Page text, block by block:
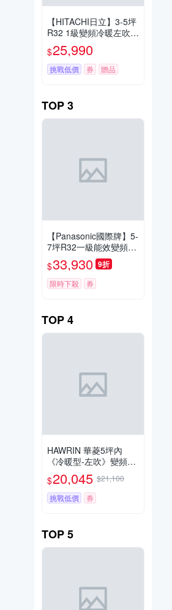
【HITACHI日立】3-5坪
R32 1級變頻冷暖左吹窗
型冷氣 RA-28HR
$25,990
挑戰低價 券 贈品
TOP3
【Panasonic國際牌】5-
7坪R32一級能效變頻冷
專窗型左吹式冷氣 CW-
R40LCA2
$33,930 9折
限時下殺 券
TOP4
HAWRIN 華菱5坪內
《冷暖型-左吹》變頻窗
型空調 RNL-29IHU
$20,045 $21,100
挑戰低價
券
TOP5